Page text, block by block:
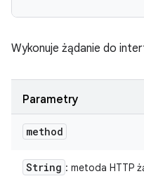
Wykonuje żądanie do
Parametry
method
String : metoda HTTP